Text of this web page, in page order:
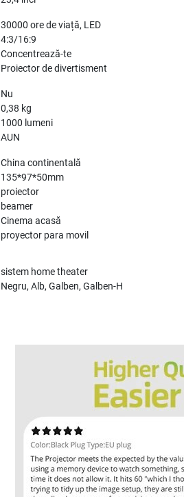
30000 ore de viață, LED
4:3/16:9
Concentrează-te
Proiector de divertisment
Nu
0,38 kg
1000 lumeni
AUN
China continentală
135*97*50mm
proiector
beamer
Cinema acasă
proyector para movil
sistem home theater
Negru, Alb, Galben, Galben-H